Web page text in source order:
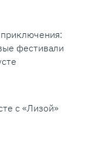
фестивали
с «Лизой»